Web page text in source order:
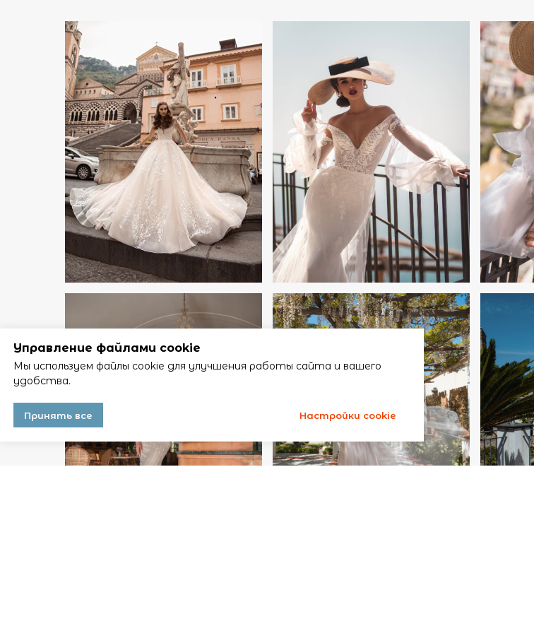
Управление файлами cookie
Мы используем файлы cookie для улучшения работы сайта и вашего
удобства.
Принять все Настройки cookie